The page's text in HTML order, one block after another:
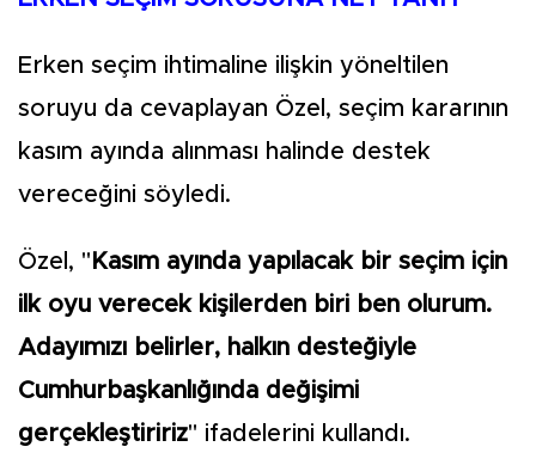
Erken seçim ihtimaline ilişkin yöneltilen
soruyu da cevaplayan Özel, seçim kararının
kasım ayında alınması halinde destek
vereceğini söyledi.
Özel, " Kasım ayında yapılacak bir seçim için
ilk oyu verecek kişilerden biri ben olurum.
Adayımızı belirler, halkın desteğiyle
Cumhurbaşkanlığında değişimi
gerçekleştiririz" ifadelerini kullandı.